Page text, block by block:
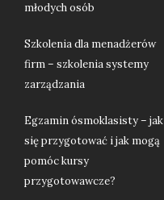
młodych osób
Szkolenia dla menadżerów
firm – szkolenia systemy
zarządzania
Egzamin ósmoklasisty – jak
się przygotować i jak mogą
pomóc kursy
przygotowawcze?